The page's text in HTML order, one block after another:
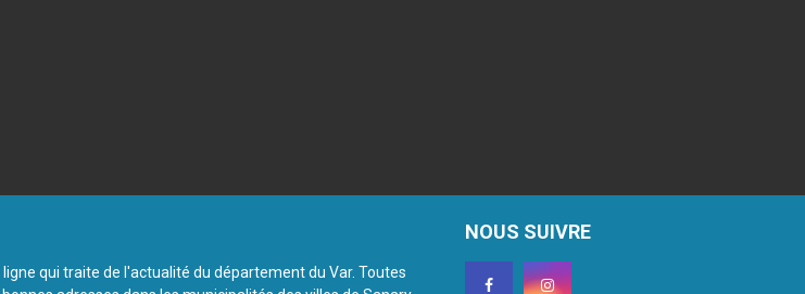
qui traite de l'actualité du département du Var. Toutes
NOUS SUIVRE